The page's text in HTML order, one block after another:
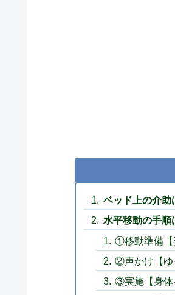
ベッド上の介助
水平移動の手
①移動準備【
②声かけ【ゆ
③実施【身体